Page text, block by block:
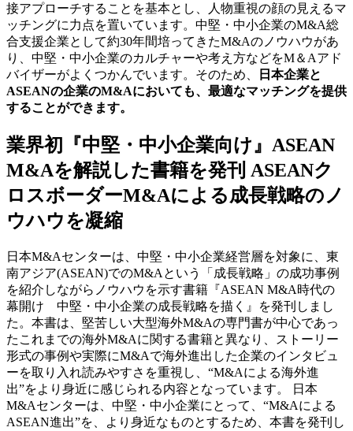
接アプローチすることを基本とし、人物重視の顔の見えるマ
ッチングに力点を置いています。中堅・中小企業のM&A総
合支援企業として約30年間培ってきたM&Aのノウハウがあ
り、中堅・中小企業のカルチャーや考え方などをM＆Aアド
バイザーがよくつかんでいます。そのため、
日本企業と
ASEANの企業のM&Aにおいても、最適なマッチングを提供
することができます。
業界初『中堅・中小企業向け』ASEAN
M&Aを解説した書籍を発刊 ASEANク
ロスボーダーM&Aによる成長戦略のノ
ウハウを凝縮
日本M&Aセンターは、中堅・中小企業経営層を対象に、東
南アジア(ASEAN)でのM&Aという「成長戦略」の成功事例
を紹介しながらノウハウを示す書籍『ASEAN M&A時代の
幕開け 中堅・中小企業の成長戦略を描く』を発刊しまし
た。本書は、堅苦しい大型海外M&Aの専門書が中心であっ
たこれまでの海外M&Aに関する書籍と異なり、ストーリー
形式の事例や実際にM&Aで海外進出した企業のインタビュ
ーを取り入れ読みやすさを重視し、“M&Aによる海外進
出”をより身近に感じられる内容となっています。 日本
M&Aセンターは、中堅・中小企業にとって、“M&Aによる
ASEAN進出”を、より身近なものとするため、本書を発刊し